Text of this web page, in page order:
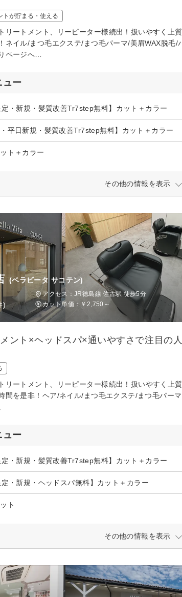
トが貯まる・使える
リートメント、リーピーター様続出！扱いやすく上
ネイル/まつ毛エクステ/まつ毛パーマ/美眉WAX脱毛
ページへ…
ュー
定・新規・髪質改善Tr7step無料】カット＋カラー
・平日新規・髪質改善Tr7step無料】カット＋カラー
ト＋カラー
その他の情報を表示
(ベラビータ サコテン)
)
アクセス：JR徳島線 佐古駅 徒歩5分
カット単価： ￥2,750～
ント×ヘッドスパ×通いやすさで注目の
リートメント、リーピーター様続出！扱いやすく上
間を是非！ヘア/ネイル/まつ毛エクステ/まつ毛パー
ュー
定・新規・髪質改善Tr7step無料】カット＋カラー
定・新規・ヘッドスパ無料】カット＋カラー
ト
その他の情報を表示